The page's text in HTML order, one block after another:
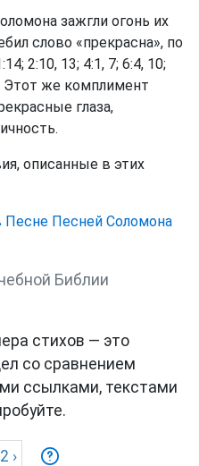
зажгли огонь их
слово «прекрасна», по
2:10, 13; 4:1, 7; 6:4, 10;
Этот же комплимент
глаза,
описанные в этих
Песней Соломона
Библии
стихов — это
со сравнением
ссылками, текстами
2 ›